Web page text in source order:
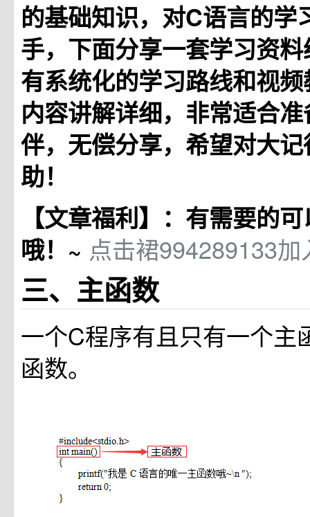
的基础知识，对C语言的学
手，下面分享一套学习资
有系统化的学习路线和视
内容讲解详细，非常适合
伴，无偿分享，希望对大
助！
【文章福利】：有需要的
哦！~ 点击裙994289133
三、主函数
一个C程序有且只有一个主
函数。